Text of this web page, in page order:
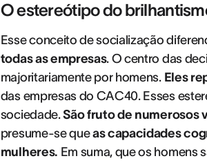
O estereótipo do
Esse conceito de socialização
todas as empresas. O centro das
majoritariamente por homens. Eles
das empresas do CAC40. Esses
sociedade.São fruto de numerosos
presume-se queas capacidades
mulheres. Em suma, que os homens